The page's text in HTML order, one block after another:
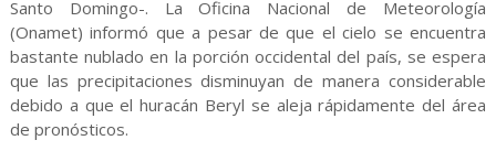
Santo Domingo-. La Oficina Nacional de Meteorología
(Onamet) informó que a pesar de que el cielo se encuentra
bastante nublado en la porción occidental del país, se espera
que las precipitaciones disminuyan de manera considerable
debido a que el huracán Beryl se aleja rápidamente del área
de pronósticos.